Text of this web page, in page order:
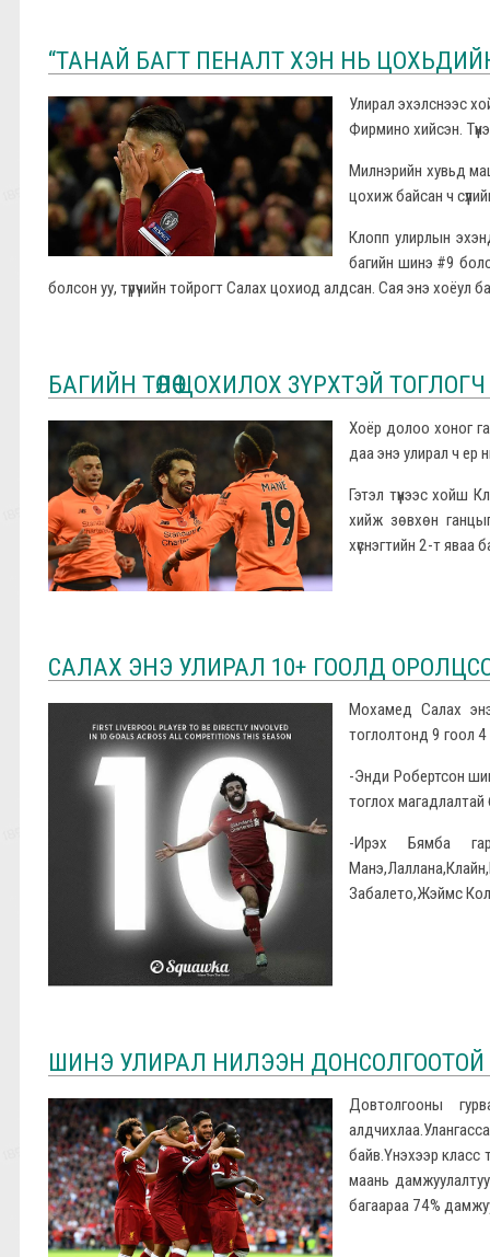
“ТАНАЙ БАГТ ПЕНАЛТ ХЭН НЬ
Улирал эхэлснээс
Фирмино хийсэн.
Милнэрийн хувьд
цохиж байсан ч
Клопп улирлын
багийн шинэ #9
болсон уу, түрүүчийн тойрогт Салах цохиод алдсан. Сая энэ
БАГИЙН ТӨЛӨӨ ЦОХИЛОХ ЗҮРХТЭЙ
Хоёр долоо хоног
даа энэ улирал ч ер
Гэтэл түүнээс хойш
хийж зөвхөн
хүснэгтийн 2-т
САЛАХ ЭНЭ УЛИРАЛ 10+ ГООЛД
Мохамед Салах
тоглолтонд 9 гоол
-Энди Робертсон
тоглох магадлалтай
-Ирэх Бямба
Забалето,Жэймс
ШИНЭ УЛИРАЛ НИЛЭЭН
Довтолгооны
байв.Үнэхээр класс
маань
багаараа 74%